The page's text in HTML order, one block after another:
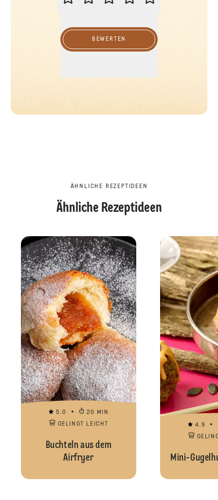
BEWERTEN
ÄHNLICHE REZEPTIDEEN
Ähnliche Rezeptideen
5.0
20 MIN
GELINGT LEICHT
Buchteln aus dem
Airfryer
4.9
Mini-